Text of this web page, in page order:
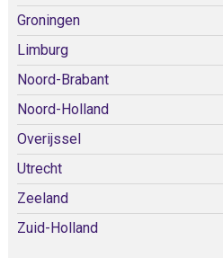
Groningen
Limburg
Noord-Brabant
Noord-Holland
Overijssel
Utrecht
Zeeland
Zuid-Holland